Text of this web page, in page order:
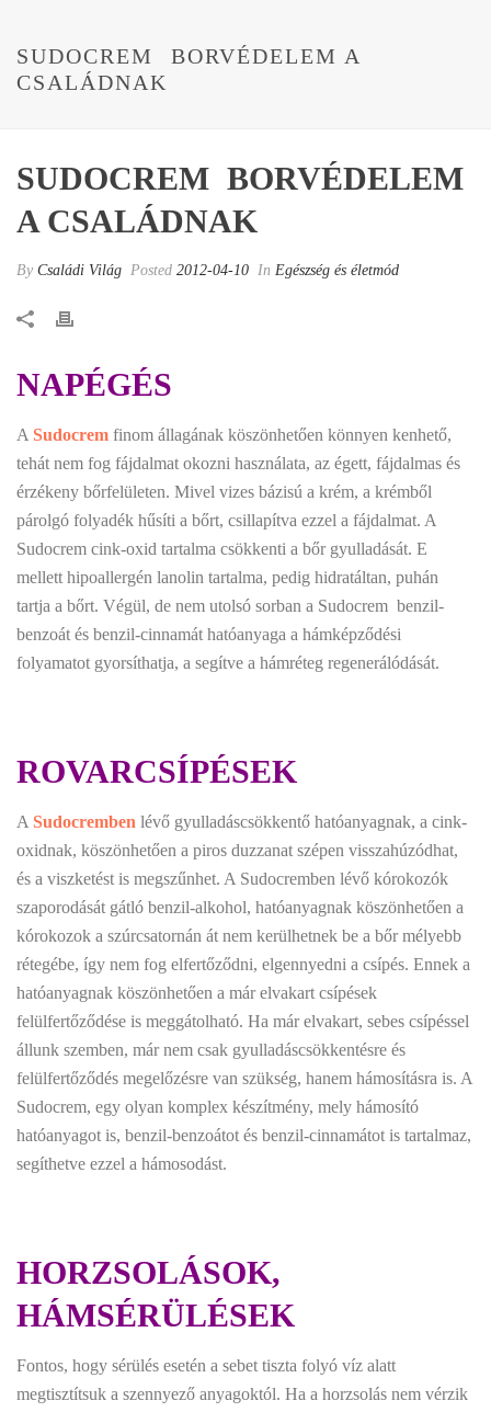
SUDOCREM  BORVÉDELEM A
CSALÁDNAK
SUDOCREM  BORVÉDELEM
A CSALÁDNAK
By Családi Világ Posted 2012-04-10 In Egészség és életmód
NAPÉGÉS
A Sudocrem finom állagának köszönhetően könnyen kenhető,
tehát nem fog fájdalmat okozni használata, az égett, fájdalmas és
érzékeny bőrfelületen. Mivel vizes bázisú a krém, a krémből
párolgó folyadék hűsíti a bőrt, csillapítva ezzel a fájdalmat. A
Sudocrem cink-oxid tartalma csökkenti a bőr gyulladását. E
mellett hipoallergén lanolin tartalma, pedig hidratáltan, puhán
tartja a bőrt. Végül, de nem utolsó sorban a Sudocrem benzil-
benzoát és benzil-cinnamát hatóanyaga a hámképződési
folyamatot gyorsíthatja, a segítve a hámréteg regenerálódását.
ROVARCSÍPÉSEK
A Sudocremben lévő gyulladáscsökkentő hatóanyagnak, a cink-
oxidnak, köszönhetően a piros duzzanat szépen visszahúzódhat,
és a viszketést is megszűnhet. A Sudocremben lévő kórokozók
szaporodását gátló benzil-alkohol, hatóanyagnak köszönhetően a
kórokozok a szúrcsatornán át nem kerülhetnek be a bőr mélyebb
rétegébe, így nem fog elfertőződni, elgennyedni a csípés. Ennek a
hatóanyagnak köszönhetően a már elvakart csípések
felülfertőződése is meggátolható. Ha már elvakart, sebes csípéssel
állunk szemben, már nem csak gyulladáscsökkentésre és
felülfertőződés megelőzésre van szükség, hanem hámosításra is. A
Sudocrem, egy olyan komplex készítmény, mely hámosító
hatóanyagot is, benzil-benzoátot és benzil-cinnamátot is tartalmaz,
segíthetve ezzel a hámosodást.
HORZSOLÁSOK,
HÁMSÉRÜLÉSEK
Fontos, hogy sérülés esetén a sebet tiszta folyó víz alatt
megtisztítsuk a szennyező anyagoktól. Ha a horzsolás nem vérzik